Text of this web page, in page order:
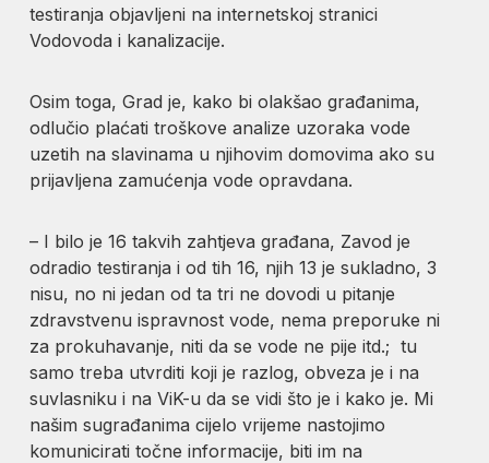
testiranja objavljeni na internetskoj stranici
Vodovoda i kanalizacije.
Osim toga, Grad je, kako bi olakšao građanima,
odlučio plaćati troškove analize uzoraka vode
uzetih na slavinama u njihovim domovima ako su
prijavljena zamućenja vode opravdana.
– I bilo je 16 takvih zahtjeva građana, Zavod je
odradio testiranja i od tih 16, njih 13 je sukladno, 3
nisu, no ni jedan od ta tri ne dovodi u pitanje
zdravstvenu ispravnost vode, nema preporuke ni
za prokuhavanje, niti da se vode ne pije itd.; tu
samo treba utvrditi koji je razlog, obveza je i na
suvlasniku i na ViK-u da se vidi što je i kako je. Mi
našim sugrađanima cijelo vrijeme nastojimo
komunicirati točne informacije, biti im na